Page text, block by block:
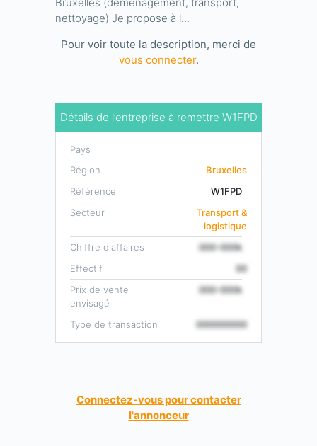
nettoyage) Je propose à l...
Pour voir toute la description, merci de
vous connecter.
Détails de l’entreprise à remettre W1FPD
Pays
Région
Bruxelles
Référence
W1FPD
Secteur
Transport &
logistique
Chiffre d'affaires
000-000k
Effectif
00
Prix de vente
envisagé
000-000k
Type de transaction 000000000
Connectez-vous pour contacter
l'annonceur